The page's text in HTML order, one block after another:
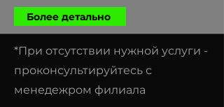
Более детально
*При отсутствии нужной услуги -
проконсультируйтесь с
менедежром филиала